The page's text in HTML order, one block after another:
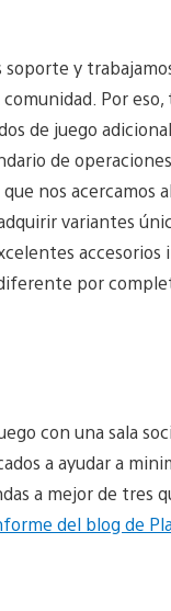
y
Por
de juego
de
nos acercamos
variantes
por
con una sala
a ayudar a
a mejor de tres
del blog de